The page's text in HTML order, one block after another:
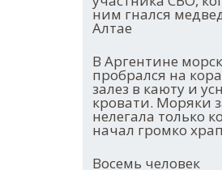
ним гнался
Алтае
В Аргентине
пробрался на
залез в каюту и
кровати. Моряки
нелегала только
начал громко
Восемь человек